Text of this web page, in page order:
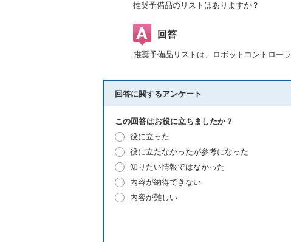
推奨予備品のリストはありますか？
回答
推奨予備品リストは、ロボットコントロー
回答に関するアンケート
この回答はお役に立ちましたか？
役に立った
役に立たなかったが参考になった
知りたい情報ではなかった
内容が納得できない
内容が難しい